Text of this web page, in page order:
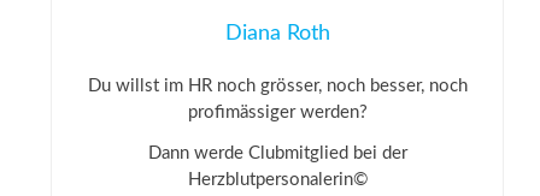
Diana Roth
Du willst im HR noch grösser, noch besser, noch
profimässiger werden?
Dann werde Clubmitglied bei der
Herzblutpersonalerin©